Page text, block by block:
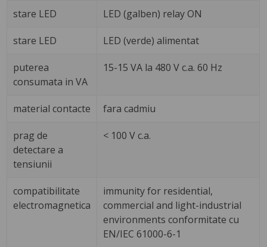
stare LED LED (galben) relay ON
stare LED LED (verde) alimentat
puterea
consumata in VA
15-15 VA la 480 V c.a. 60 Hz
material contacte fara cadmiu
prag de
detectare a
tensiunii
< 100 V c.a.
compatibilitate
electromagnetica
immunity for residential,
commercial and light-industrial
environments conformitate cu
EN/IEC 61000-6-1